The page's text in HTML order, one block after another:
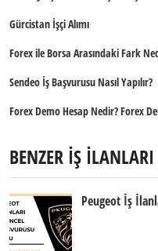
Gürcistan İşçi Alımı
Forex ile Borsa Arasındaki Fark
Sendeo İş Başvurusu Nasıl Yapılır?
Forex Demo Hesap Nedir? Forex
BENZER İŞ İLANLARI
Peugeot İş